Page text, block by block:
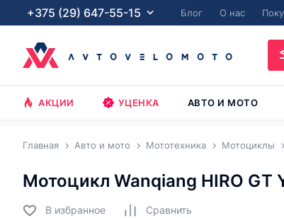
+375 (29) 647-55-15 Блог О нас
АКЦИИ УЦЕНКА АВТО И МОТО
Главная Авто и мото Мототехника Мотоциклы
Мотоцикл Wanqiang HIRO GT
В избранное Cравнить